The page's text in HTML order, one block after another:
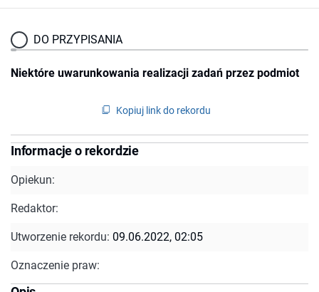
DO PRZYPISANIA
Niektóre uwarunkowania realizacji zadań przez podmiot
Kopiuj link do rekordu
Informacje o rekordzie
Opiekun:
Redaktor:
Utworzenie rekordu: 09.06.2022, 02:05
Oznaczenie praw: